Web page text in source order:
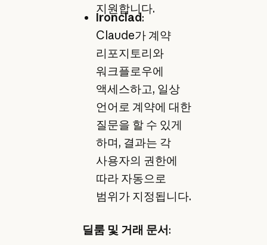
지원합니다.
Ironclad:
Claude가 계약
리포지토리와
워크플로우에
액세스하고, 일상
언어로 계약에 대한
질문을 할 수 있게
하며, 결과는 각
사용자의 권한에
따라 자동으로
범위가 지정됩니다.
딜룸 및 거래 문서: